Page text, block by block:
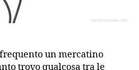
un mercatino
trovo qualcosa tra le